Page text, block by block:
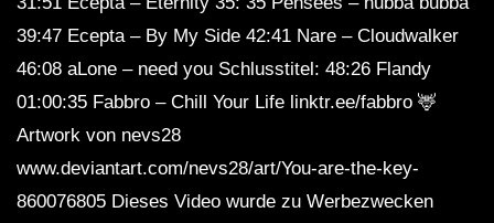
39:47 Ecepta – By My Side 42:41 Nare – Cloudwalker
46:08 aLone – need you Schlusstitel: 48:26 Flandy
01:00:35 Fabbro – Chill Your Life linktr.ee/fabbro 🦌
Artwork von nevs28
www.deviantart.com/nevs28/art/You-are-the-key-
860076805 Dieses Video wurde zu Werbezwecken